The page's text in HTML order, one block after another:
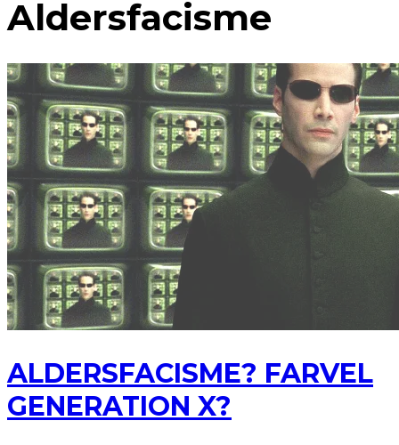
Aldersfacisme
ALDERSFACISME? FARVEL
GENERATION X?